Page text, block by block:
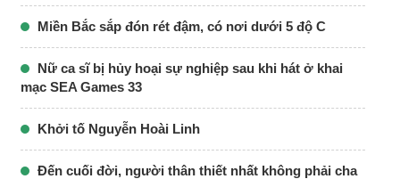
Miền Bắc sắp đón rét đậm, có nơi dưới 5 độ C
Nữ ca sĩ bị hủy hoại sự nghiệp sau khi hát ở khai
mạc SEA Games 33
Khởi tố Nguyễn Hoài Linh
Đến cuối đời, người thân thiết nhất không phải cha